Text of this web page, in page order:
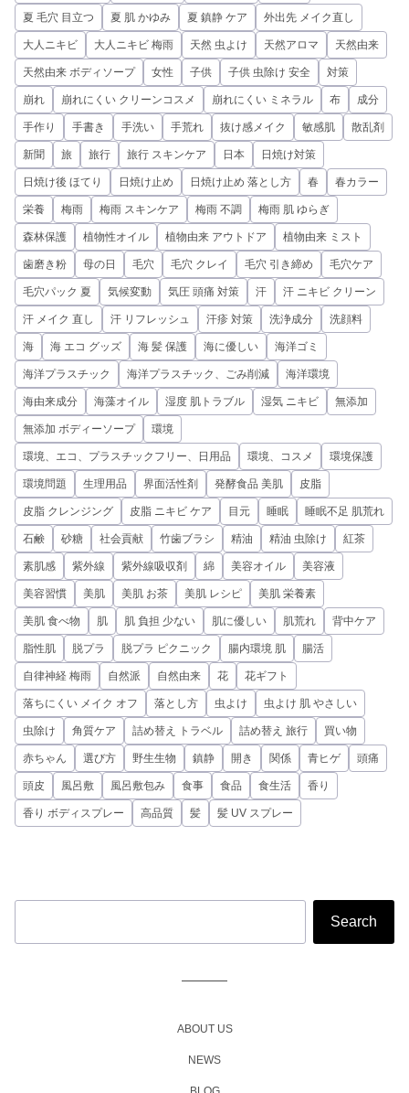
夏 毛穴 目立つ 夏 肌 かゆみ 夏 鎮静 ケア 外出先 メイク直し
大人ニキビ 大人ニキビ 梅雨 天然 虫よけ 天然アロマ 天然由来
天然由来 ボディソープ 女性 子供 子供 虫除け 安全 対策
崩れ 崩れにくい クリーンコスメ 崩れにくい ミネラル 布 成分
手作り 手書き 手洗い 手荒れ 抜け感メイク 敏感肌 散乱剤
新聞 旅 旅行 旅行 スキンケア 日本 日焼け対策
日焼け後 ほてり 日焼け止め 日焼け止め 落とし方 春 春カラー
栄養 梅雨 梅雨 スキンケア 梅雨 不調 梅雨 肌 ゆらぎ
森林保護 植物性オイル 植物由来 アウトドア 植物由来 ミスト
歯磨き粉 母の日 毛穴 毛穴 クレイ 毛穴 引き締め 毛穴ケア
毛穴パック 夏 気候変動 気圧 頭痛 対策 汗 汗 ニキビ クリーン
汗 メイク 直し 汗 リフレッシュ 汗疹 対策 洗浄成分 洗顔料
海 海 エコ グッズ 海 髪 保護 海に優しい 海洋ゴミ
海洋プラスチック 海洋プラスチック、ごみ削減 海洋環境
海由来成分 海藻オイル 湿度 肌トラブル 湿気 ニキビ 無添加
無添加 ボディーソープ 環境
環境、エコ、プラスチックフリー、日用品 環境、コスメ 環境保護
環境問題 生理用品 界面活性剤 発酵食品 美肌 皮脂
皮脂 クレンジング 皮脂 ニキビ ケア 目元 睡眠 睡眠不足 肌荒れ
石鹸 砂糖 社会貢献 竹歯ブラシ 精油 精油 虫除け 紅茶
素肌感 紫外線 紫外線吸収剤 綿 美容オイル 美容液
美容習慣 美肌 美肌 お茶 美肌 レシピ 美肌 栄養素
美肌 食べ物 肌 肌 負担 少ない 肌に優しい 肌荒れ 背中ケア
脂性肌 脱プラ 脱プラ ピクニック 腸内環境 肌 腸活
自律神経 梅雨 自然派 自然由来 花 花ギフト
落ちにくい メイク オフ 落とし方 虫よけ 虫よけ 肌 やさしい
虫除け 角質ケア 詰め替え トラベル 詰め替え 旅行 買い物
赤ちゃん 選び方 野生生物 鎮静 開き 関係 青ヒゲ 頭痛
頭皮 風呂敷 風呂敷包み 食事 食品 食生活 香り
香り ボディスプレー 高品質 髪 髪 UV スプレー
ABOUT US
NEWS